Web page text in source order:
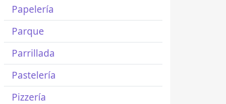
Papelería
Parque
Parrillada
Pastelería
Pizzería